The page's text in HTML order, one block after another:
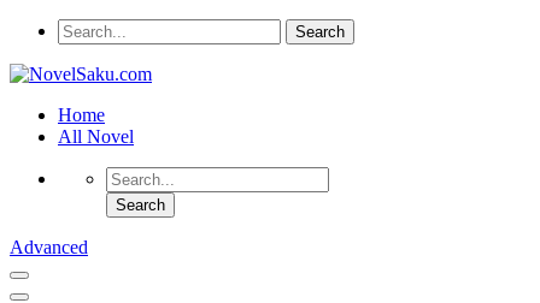
Home
All Novel
Advanced